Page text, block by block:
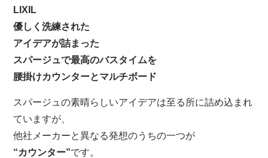
LIXIL
優しく洗練された
アイデアが詰まった
スパージュで最高のバスタイムを
腰掛けカウンターとマルチボード
スパージュの素晴らしいアイデアは至る所に詰め込まれ
ていますが、
他社メーカーと異なる発想のうちの一つが
“カウンター”です。